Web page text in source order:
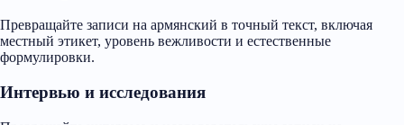
Превращайте записи на армянский в точный текст, включая
местный этикет, уровень вежливости и естественные
формулировки.
Интервью и исследования